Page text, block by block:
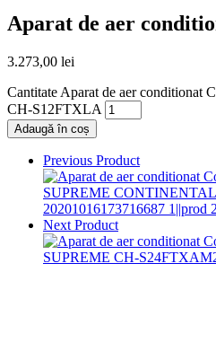
Aparat de aer
3.273,00 lei
Cantitate Aparat de aer conditionat
CH-S12FTXLA
Adaugă în coș
Previous Product
Next Product